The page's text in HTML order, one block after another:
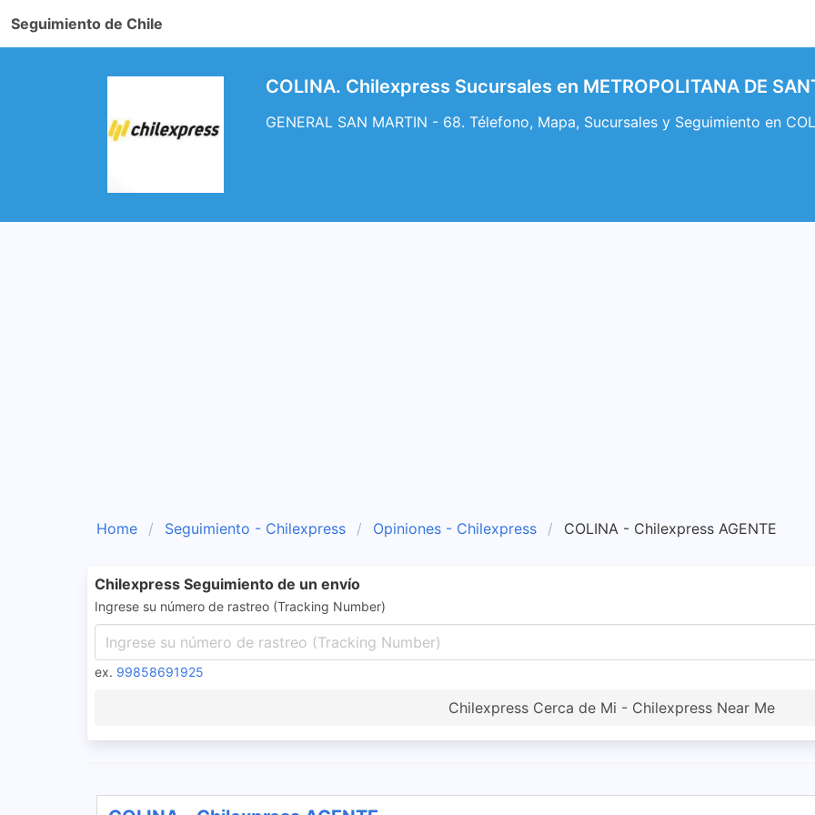
Seguimiento de Chile
COLINA. Chilexpress Sucursales en METROPOLITANA DE
GENERAL SAN MARTIN - 68. Télefono, Mapa, Sucursales y Seguimiento en
Home Seguimiento - Chilexpress Opiniones - Chilexpress COLINA - Chilexpress AGENTE
Chilexpress Seguimiento de un envío
Ingrese su número de rastreo (Tracking Number)
ex. 99858691925
Chilexpress Cerca de Mi - Chilexpress Near Me